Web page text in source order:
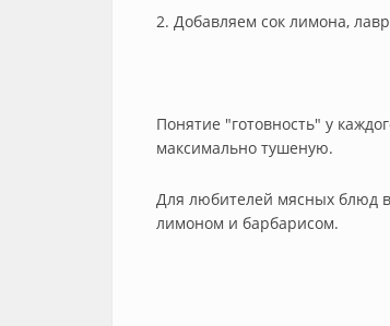
2. Добавляем сок лимона,
Понятие "готовность" у
максимально тушеную.
Для любителей мясных блюд
лимоном и барбарисом.